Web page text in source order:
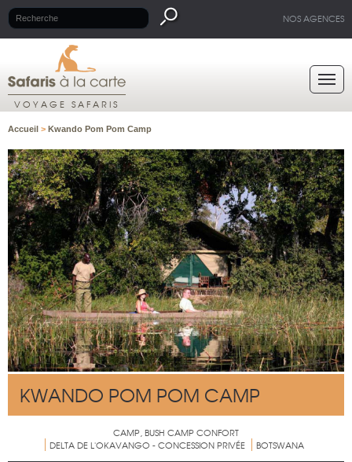
NOS AGENCES
VOYAGE SAFARIS
Accueil > Kwando Pom Pom Camp
KWANDO POM POM CAMP
CAMP, BUSH CAMP CONFORT
DELTA DE L'OKAVANGO - CONCESSION PRIVÉE
BOTSWANA